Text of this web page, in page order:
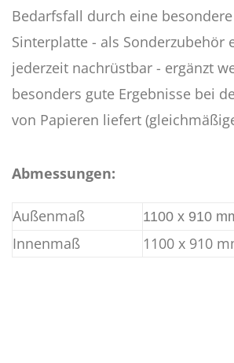
Bedarfsfall durch eine besondere
Sinterplatte - als Sonderzubehör
jederzeit nachrüstbar - ergänzt
besonders gute Ergebnisse bei
von Papieren liefert
Abmessungen:
Außenmaß 1100 x 910
Innenmaß 1100 x 910